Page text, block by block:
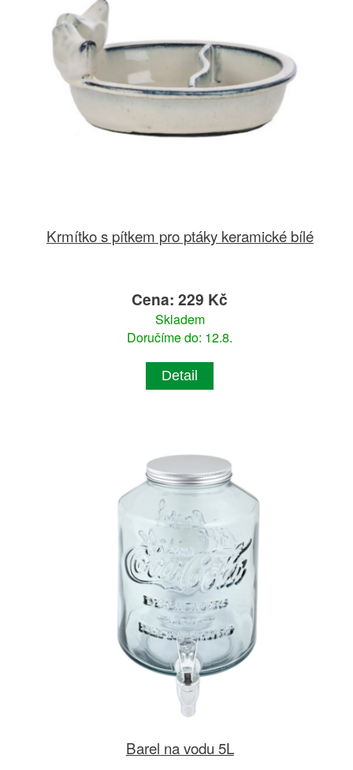
Krmítko s pítkem pro ptáky keramické bílé
Cena: 229 Kč
Skladem
Doručíme do: 12.8.
Detail
Barel na vodu 5L